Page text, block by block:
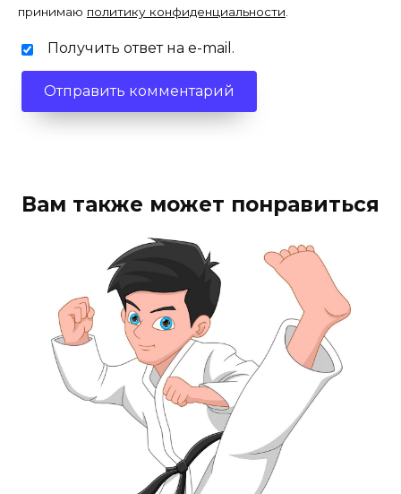
принимаю политику конфиденциальности.
Получить ответ на e-mail.
Вам также может понравиться